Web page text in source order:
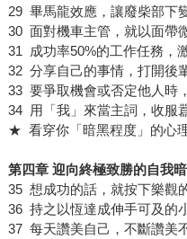
29 畢馬龍效應，讓廢柴部下
30 面對機車主管，就以面帶
31 成功率50%的工作任務，
32 分享自己的事情，打開後
33 要爭取機會或否定他人時
34 用「我」來當主詞，收服
★ 看穿你「暗黑程度」的心
第四章 迎向終極致勝的自我
35 想成功的話，就按下樂觀
36 持之以恆達成伸手可及的
37 每天讚美自己，不斷讚美